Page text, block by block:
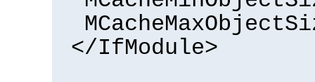
</IfModule>